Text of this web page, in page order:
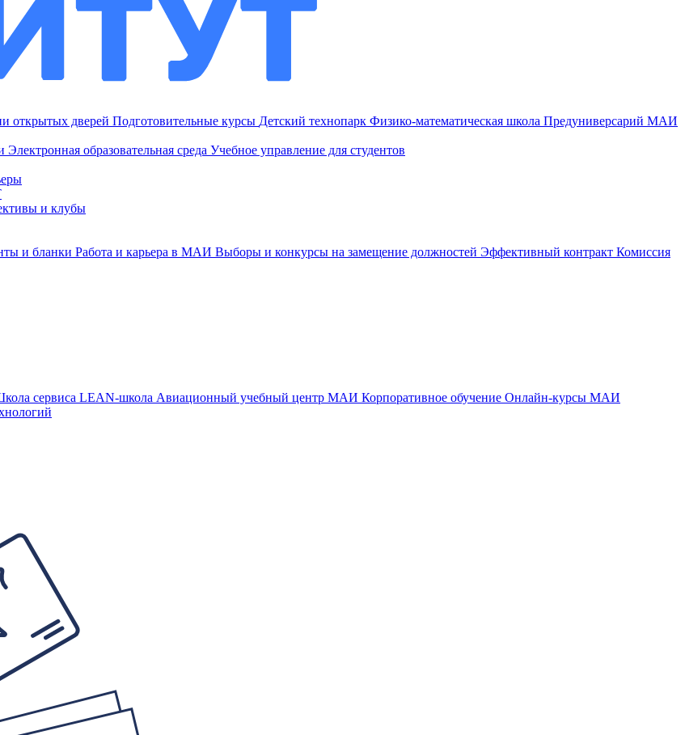
открытых дверей Подготовительные курсы Детский технопарк Физико-математическая школа Предуниверсарий МАИ
Электронная образовательная среда Учебное управление для студентов
и клубы
и бланки Работа и карьера в МАИ Выборы и конкурсы на замещение должностей Эффективный контракт Комиссия
сервиса LEAN-школа Авиационный учебный центр МАИ Корпоративное обучение Онлайн-курсы МАИ